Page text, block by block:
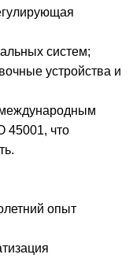
систем;
устройства и
45001, что
опыт